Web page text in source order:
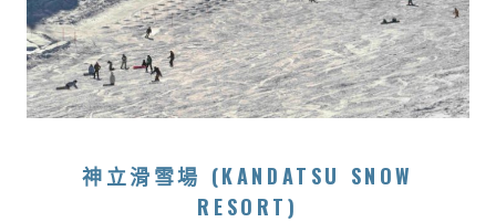
神立滑雪場 (KANDATSU SNOW
RESORT)